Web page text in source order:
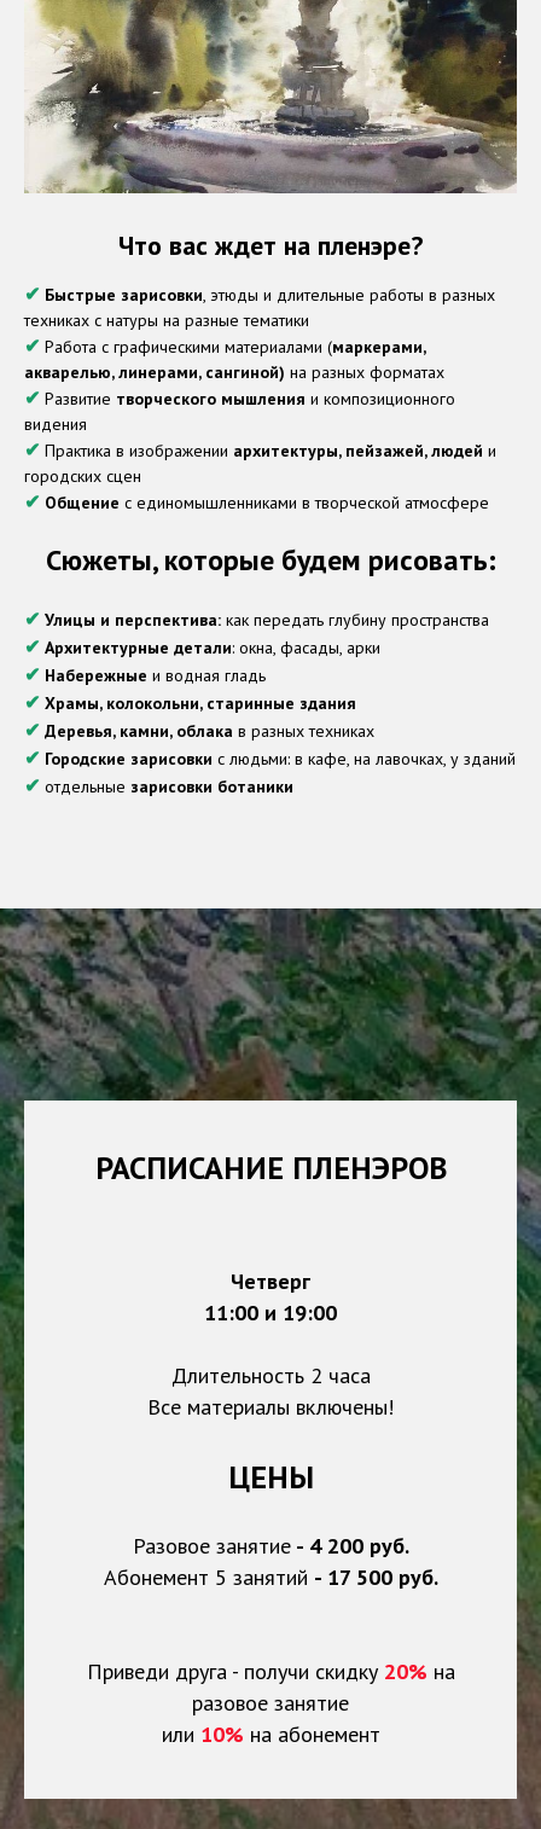
Что вас ждет на пленэре?
✔ Быстрые зарисовки, этюды и длительные работы в разных
техниках с натуры на разные тематики
✔ Работа с графическими материалами (маркерами,
акварелью, линерами, сангиной) на разных форматах
✔ Развитие творческого мышления и композиционного
видения
✔ Практика в изображении архитектуры, пейзажей, людей и
городских сцен
✔ Общение с единомышленниками в творческой атмосфере
Сюжеты, которые будем рисовать:
✔ Улицы и перспектива: как передать глубину пространства
✔ Архитектурные детали: окна, фасады, арки
✔ Набережные и водная гладь
✔ Храмы, колокольни, старинные здания
✔ Деревья, камни, облака в разных техниках
✔ Городские зарисовки с людьми: в кафе, на лавочках, у зданий
✔ отдельные зарисовки ботаники
РАСПИСАНИЕ ПЛЕНЭРОВ
Четверг
11:00 и 19:00
Длительность 2 часа
Все материалы включены!
ЦЕНЫ
Разовое занятие- 4 200 руб.
Абонемент 5 занятий - 17 500 руб.
Приведи друга - получи скидку 20% на
разовое занятие
или 10% на абонемент